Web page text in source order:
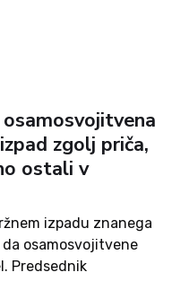
zgolj priča,
ostali v
izpadu znanega
da osamosvojitvene
Predsednik